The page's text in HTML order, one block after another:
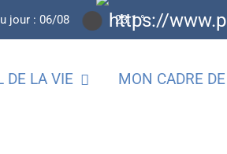
jour : 06/08 23.1 °
DE LA VIE MON CADRE